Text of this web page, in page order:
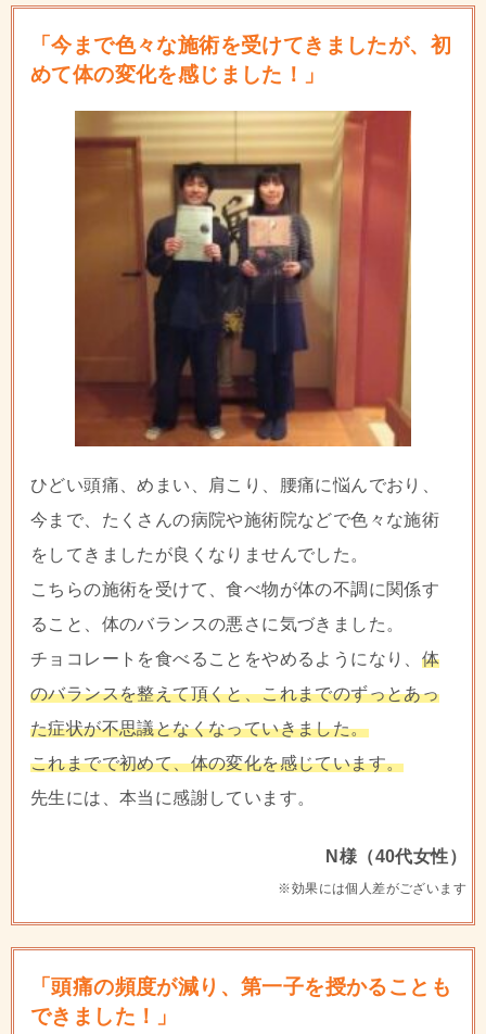
「今まで色々な施術を受けてきましたが、初
めて体の変化を感じました！」
ひどい頭痛、めまい、肩こり、腰痛に悩んでおり、
今まで、たくさんの病院や施術院などで色々な施術
をしてきましたが良くなりませんでした。
こちらの施術を受けて、食べ物が体の不調に関係す
ること、体のバランスの悪さに気づきました。
チョコレートを食べることをやめるようになり、 体
のバランスを整えて頂くと、これまでのずっとあっ
た症状が不思議となくなっていきました。
これまでで初めて、体の変化を感じています。
先生には、本当に感謝しています。
N様（40代女性）
※効果には個人差がございます
「頭痛の頻度が減り、第一子を授かることも
できました！」